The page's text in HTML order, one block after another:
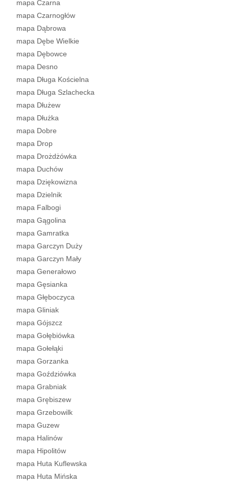
mapa Czarna
mapa Czarnogłów
mapa Dąbrowa
mapa Dębe Wielkie
mapa Dębowce
mapa Desno
mapa Długa Kościelna
mapa Długa Szlachecka
mapa Dłużew
mapa Dłużka
mapa Dobre
mapa Drop
mapa Drożdżówka
mapa Duchów
mapa Dziękowizna
mapa Dzielnik
mapa Falbogi
mapa Gągolina
mapa Gamratka
mapa Garczyn Duży
mapa Garczyn Mały
mapa Generałowo
mapa Gęsianka
mapa Głęboczyca
mapa Gliniak
mapa Gójszcz
mapa Gołębiówka
mapa Gołełąki
mapa Gorzanka
mapa Goździówka
mapa Grabniak
mapa Grębiszew
mapa Grzebowilk
mapa Guzew
mapa Halinów
mapa Hipolitów
mapa Huta Kuflewska
mapa Huta Mińska